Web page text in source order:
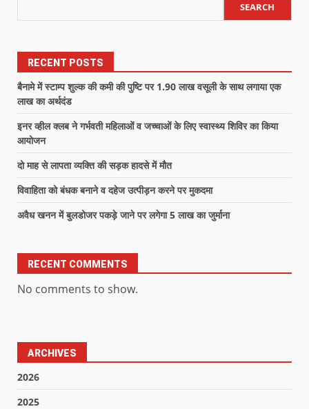
SEARCH
RECENT POSTS
बैनामे में स्टाम्प शुल्क की कमी की पुष्टि पर 1.90 लाख वसूली के साथ लगाया एक
लाख का अर्थदंड
इनर व्हील क्लब ने गर्भवती महिलाओं व जच्चाओं के लिए स्वास्थ्य शिविर का किया
आयोजन
दो माह से लापता व्यक्ति की सड़क हादसे में मौत
विवाहिता को बंधक बनाने व दहेज उत्पीड़न करने पर मुकदमा
अवैध खनन में बुलडोजर पकड़े जाने पर लगेगा 5 लाख का जुर्माना
RECENT COMMENTS
No comments to show.
ARCHIVES
2026
2025